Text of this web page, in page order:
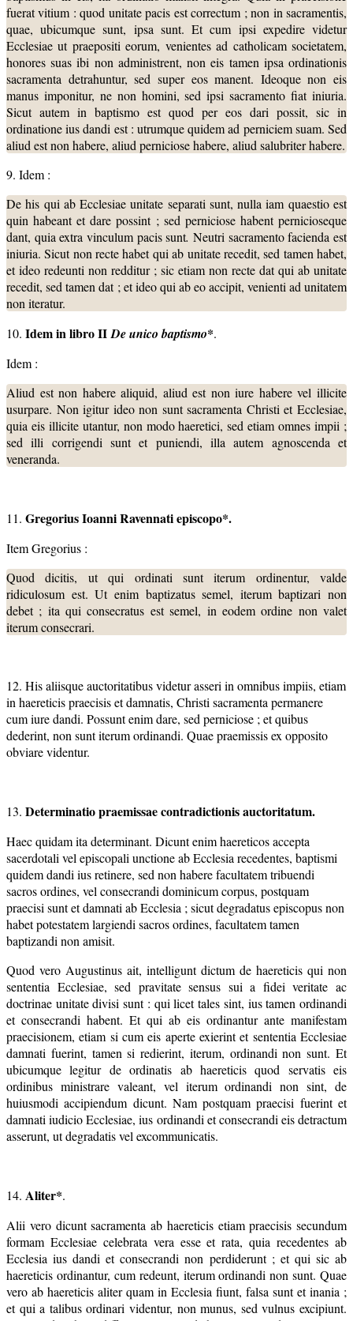
fuerat vitium : quod unitate pacis est correctum ; non in sacramentis,
quae, ubicumque sunt, ipsa sunt. Et cum ipsi expedire videtur
Ecclesiae ut praepositi eorum, venientes ad catholicam societatem,
honores suas ibi non administrent, non eis tamen ipsa ordinationis
sacramenta detrahuntur, sed super eos manent. Ideoque non eis
manus imponitur, ne non homini, sed ipsi sacramento fiat iniuria.
Sicut autem in baptismo est quod per eos dari possit, sic in
ordinatione ius dandi est : utrumque quidem ad perniciem suam. Sed
aliud est non habere, aliud perniciose habere, aliud salubriter habere.
9. Idem :
De his qui ab Ecclesiae unitate separati sunt, nulla iam quaestio est
quin habeant et dare possint ; sed perniciose habent pernicioseque
dant, quia extra vinculum pacis sunt.Neutri sacramento facienda est
iniuria. Sicut non recte habet qui ab unitate recedit, sed tamen habet,
et ideo redeunti non redditur ; sic etiam non recte dat qui ab unitate
recedit, sed tamen dat ; et ideo qui ab eo accipit, venienti ad unitatem
non iteratur.
10. Idem in libro IIDe unico baptismo*.
Idem :
Aliud est non habere aliquid, aliud est non iure habere vel illicite
usurpare. Non igitur ideo non sunt sacramenta Christi et Ecclesiae,
quia eis illicite utantur, non modo haeretici, sed etiam omnes impii ;
sed illi corrigendi sunt et puniendi, illa autem agnoscenda et
veneranda.
11. Gregorius Ioanni Ravennati episcopo*.
Item Gregorius :
Quod dicitis, ut qui ordinati sunt iterum ordinentur, valde
ridiculosum est. Ut enim baptizatus semel, iterum baptizari non
debet ; ita qui consecratus est semel, in eodem ordine non valet
iterum consecrari.
12. His aliisque auctoritatibus videtur asseri in omnibus impiis, etiam
in haereticis praecisis et damnatis, Christi sacramenta permanere
cum iure dandi. Possunt enim dare, sed perniciose ; et quibus
dederint, non sunt iterum ordinandi. Quae praemissis ex opposito
obviare videntur.
13. Determinatio praemissae contradictionis auctoritatum.
Haec quidam ita determinant. Dicunt enim haereticos accepta
sacerdotali vel episcopali unctione ab Ecclesia recedentes, baptismi
quidem dandi ius retinere, sed non habere facultatem tribuendi
sacros ordines, vel consecrandi dominicum corpus, postquam
praecisi sunt et damnati ab Ecclesia ; sicut degradatus episcopus non
habet potestatem largiendi sacros ordines, facultatem tamen
baptizandi non amisit.
Quod vero Augustinus ait, intelligunt dictum de haereticis qui non
sententia Ecclesiae, sed pravitate sensus sui a fidei veritate ac
doctrinae unitate divisi sunt : qui licet tales sint, ius tamen ordinandi
et consecrandi habent. Et qui ab eis ordinantur ante manifestam
praecisionem, etiam si cum eis aperte exierint et sententia Ecclesiae
damnati fuerint, tamen si redierint, iterum, ordinandi non sunt. Et
ubicumque legitur de ordinatis ab haereticis quod servatis eis
ordinibus ministrare valeant, vel iterum ordinandi non sint, de
huiusmodi accipiendum dicunt. Nam postquam praecisi fuerint et
damnati iudicio Ecclesiae, ius ordinandi et consecrandi eis detractum
asserunt, ut degradatis vel excommunicatis.
14. Aliter*.
Alii vero dicunt sacramenta ab haereticis etiam praecisis secundum
formam Ecclesiae celebrata vera esse et rata, quia recedentes ab
Ecclesia ius dandi et consecrandi non perdiderunt ; et qui sic ab
haereticis ordinantur, cum redeunt, iterum ordinandi non sunt. Quae
vero ab haereticis aliter quam in Ecclesia fiunt, falsa sunt et inania ;
et qui a talibus ordinari videntur, non munus, sed vulnus excipiunt.